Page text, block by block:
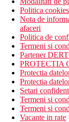
Politica cookies
Nota de
afaceri
Politica de
Termeni si
Partener
PROTECTIA
Protectia
Protectia
Setari
Termeni si
Termeni si
Vacante in rate